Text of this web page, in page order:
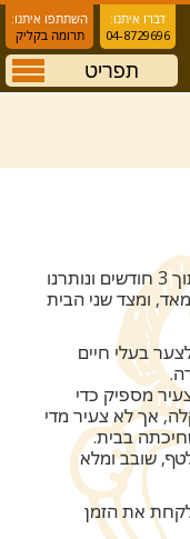
תפריט
דברו איתנו:
04-8729696
השתתפו איתנו:
תרומה בקליק
לא היה קל לאבד שני חתולים אהובים תוך 3 חודשים ונותרנו
ומצד שני הבית
בעלי חיים
מספיק כדי
אך לא צעיר מדי
בבית.
שובב ומלא
לקחת את הזמן